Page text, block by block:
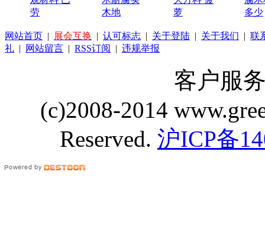
劳
木地
萝
多少
网站首页 | 展会互换 | 认可标志 | 关于登陆 | 关于我们 | 联
礼 | 网站留言 | RSS订阅 | 违规举报
客户服
(c)2008-2014
Reserved. 沪ICP备